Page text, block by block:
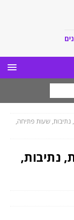
נתיבות, שעות פתיחה,
נתיבות,